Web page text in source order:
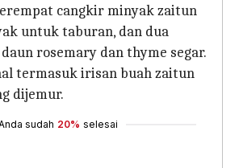
cangkir minyak zaitun
untuk taburan, dan dua
rosemary dan thyme segar.
termasuk irisan buah zaitun
dijemur.
sudah 20% selesai